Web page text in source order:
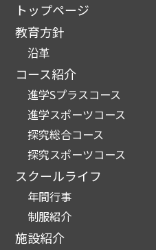
トップページ
教育方針
沿革
コース紹介
進学Sプラスコース
進学スポーツコース
探究総合コース
探究スポーツコース
スクールライフ
年間行事
制服紹介
施設紹介